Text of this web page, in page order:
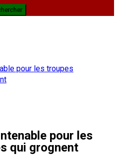
pour les troupes
pour les
qui grognent